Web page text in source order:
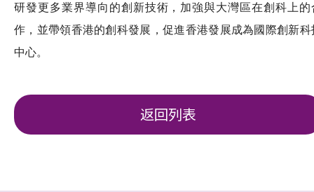
研發更多業界導向的創新技術，加強與大灣區在創科上的
作，並帶領香港的創科發展，促進香港發展成為國際創新科
中心。
返回列表